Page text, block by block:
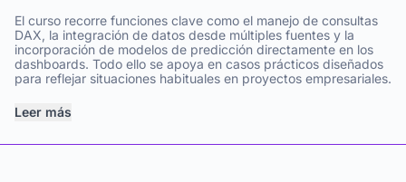
El curso recorre funciones clave como el manejo de consultas
DAX, la integración de datos desde múltiples fuentes y la
incorporación de modelos de predicción directamente en los
dashboards. Todo ello se apoya en casos prácticos diseñados
para reflejar situaciones habituales en proyectos empresariales.
Leer más